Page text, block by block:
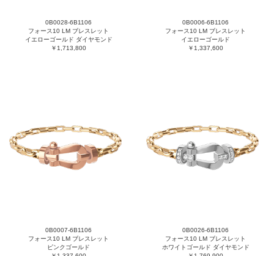
0B0028-6B1106
フォース10 LM ブレスレット
イエローゴールド ダイヤモンド
￥1,713,800
0B0006-6B1106
フォース10 LM ブレスレット
イエローゴールド
￥1,337,600
0B0007-6B1106
フォース10 LM ブレスレット
ピンクゴールド
0B0026-6B1106
フォース10 LM ブレスレット
ホワイトゴールド ダイヤモンド